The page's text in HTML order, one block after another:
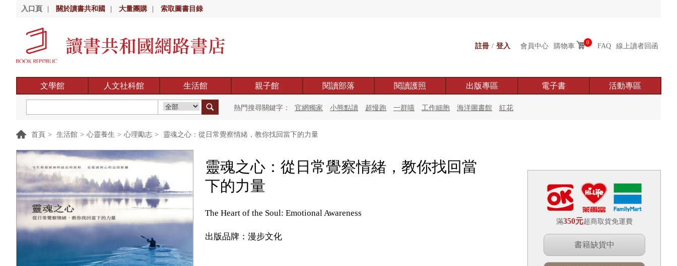
入口頁 關於讀書共和國 大量團購 索取圖書目錄
註冊 / 登入 會員中心 購物車 0 FAQ 線上讀者回函
文學館 人文社科館 生活館 親子館 閱讀部落 閱讀護照 出版專區 電子書 活動專區
熱門搜尋關鍵字： 官網獨家 小熊點讀 超慢跑 一群喵 工作細胞 海洋圖書館 紅花
首頁 > 生活館 > 心靈養生 > 心理勵志 > 靈魂之心：從日常覺察情緒，教你找回當下的力量
靈魂之心：從日常覺察情緒，教你找回當
下的力量
The Heart of the Soul: Emotional Awareness
出版品牌：漫步文化
滿350元超商取貨免運費
書籍缺貨中